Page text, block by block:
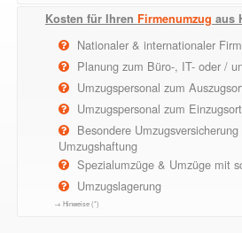
Kosten für Ihren Firmenumzug aus
Nationaler & internationaler
Planung zum Büro-, IT- oder /
Umzugspersonal zum
Umzugspersonal zum Einzugsort
Besondere
Umzugshaftung
Spezialumzüge & Umzüge mit
Umzugslagerung
→ Hinweise (*)